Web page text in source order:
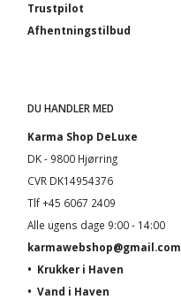
Trustpilot
Afhentningstilbud
DU HANDLER MED
Karma Shop DeLuxe
DK - 9800 Hjørring
CVR DK14954376
Tlf +45 6067 2409
Alle ugens dage 9:00 - 14:00
karmawebshop@gmail.com
• Krukker i Haven
• Vand i Haven